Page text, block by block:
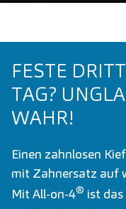
FESTE
TAG?
WAHR!
Einen zahnlosen
mit Zahnersatz auf
Mit All-on-4® ist